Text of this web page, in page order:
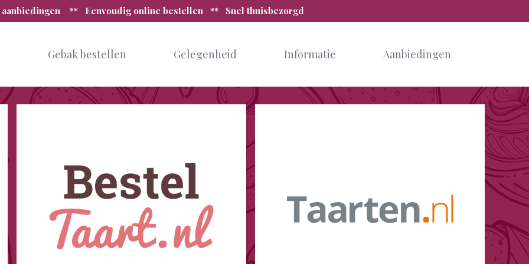
aanbiedingen ** Eenvoudig online bestellen ** Snel thuisbezorgd
Gebak bestellen Gelegenheid Informatie Aanbiedingen